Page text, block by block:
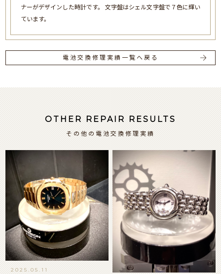
ナーがデザインした時計です。 文字盤はシェル文字盤で７色に輝い
ています。
電池交換修理実績一覧へ戻る
OTHER REPAIR RESULTS
その他の電池交換修理実績
2025.05.11